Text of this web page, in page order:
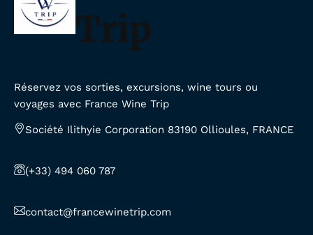
Trip
Réservez vos sorties, excursions, wine tours ou
voyages avec France Wine Trip
Société Ilithyie Corporation 83190 Ollioules, FRANCE
(+33) 494 060 787
contact@francewinetrip.com